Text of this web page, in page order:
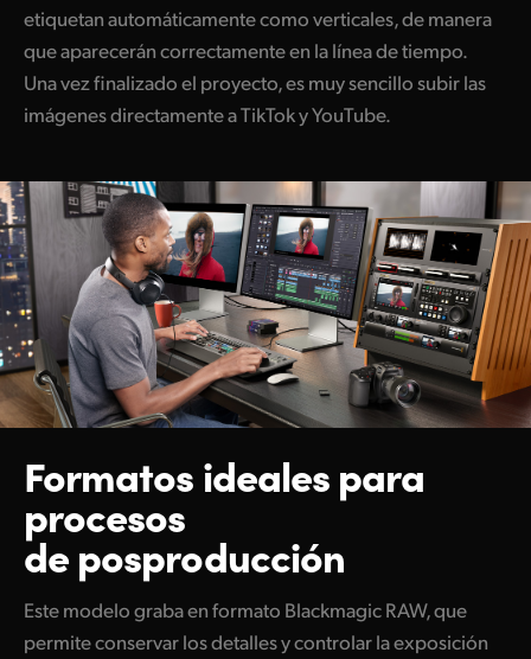
etiquetan automáticamente como verticales, de manera
que aparecerán correctamente en la línea de tiempo.
Una vez finalizado el proyecto, es muy sencillo subir las
imágenes directamente a TikTok y YouTube.
Formatos ideales para
procesos
de posproducción
Este modelo graba en formato Blackmagic RAW, que
permite conservar los detalles y controlar la exposición